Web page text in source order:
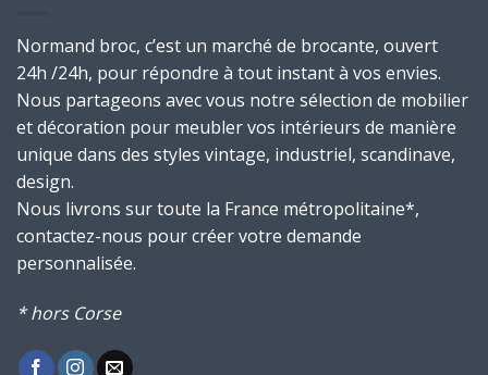
Normand broc, c’est un marché de brocante, ouvert
24h /24h, pour répondre à tout instant à vos envies.
Nous partageons avec vous notre sélection de mobilier
et décoration pour meubler vos intérieurs de manière
unique dans des styles vintage, industriel, scandinave,
design.
Nous livrons sur toute la France métropolitaine*,
contactez-nous pour créer votre demande
personnalisée.
* hors Corse